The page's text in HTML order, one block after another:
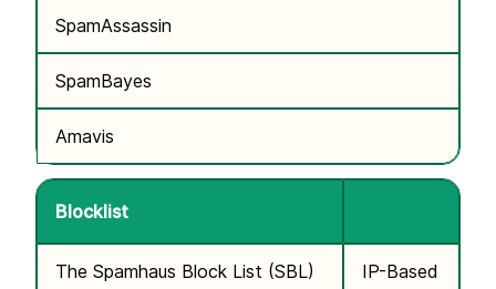
SpamAssassin
SpamBayes
Amavis
Blocklist
The Spamhaus Block List (SBL) IP-Based